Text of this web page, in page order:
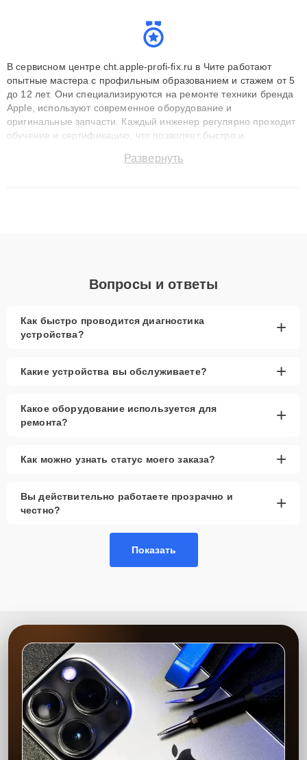
В сервисном центре cht.apple-profi-fix.ru в Чите работают
опытные мастера с профильным образованием и стажем от 5
до 12 лет. Они специализируются на ремонте техники бренда
Apple, используют современное оборудование и
оригинальные запчасти. Каждый инженер регулярно проходит
обучение и сертификацию, что позволяет быстро и
сохранением гарантии до 3 лет. Наши мастера решают
Развернуть
Вопросы и ответы
Как быстро проводится диагностика
устройства?
+
Какие устройства вы обслуживаете? +
Какое оборудование используется для
ремонта?
+
Как можно узнать статус моего заказа? +
Вы действительно работаете прозрачно и
честно?
+
Показать